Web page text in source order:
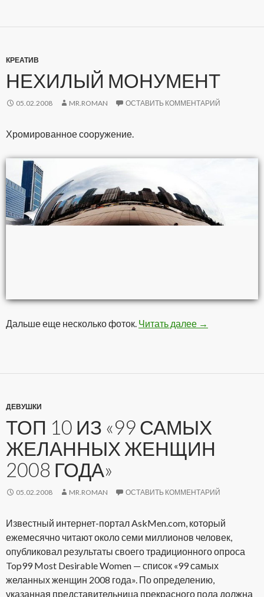
КРЕАТИВ
НЕХИЛЫЙ МОНУМЕНТ
05.02.2008 MR.ROMAN ОСТАВИТЬ КОММЕНТАРИЙ
Хромированное сооружение.
Дальше еще несколько фоток. Читать далее Нехилый
→
ДЕВУШКИ
ТОП 10 ИЗ «99 САМЫХ
ЖЕЛАННЫХ ЖЕНЩИН
2008 ГОДА»
05.02.2008 MR.ROMAN ОСТАВИТЬ КОММЕНТАРИЙ
Известный интернет-портал AskMen.com, который
ежемесячно читают около семи миллионов человек,
опубликовал результаты своего традиционного опроса
Top99 Most Desirable Women — список «99 самых
желанных женщин 2008 года». По определению,
указанная представительница прекрасного пола должна